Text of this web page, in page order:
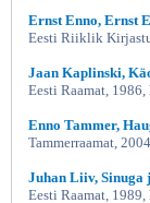
Ernst Enno, Ernst
Eesti Riiklik
Jaan Kaplinski,
Eesti Raamat,
Enno Tammer,
Tammerraamat,
Juhan Liiv, Sinuga
Eesti Raamat,